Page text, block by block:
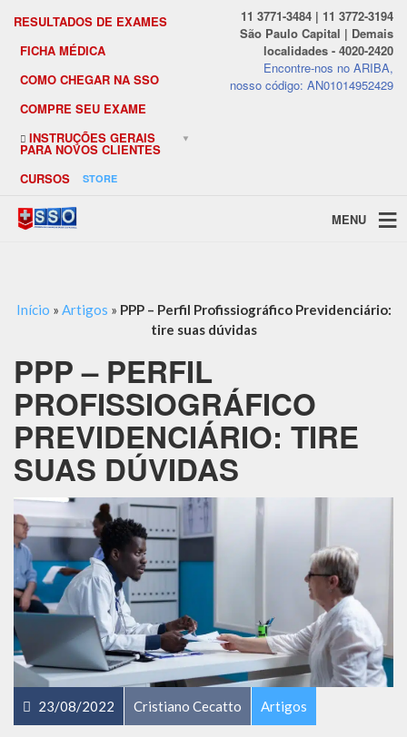
RESULTADOS DE EXAMES
FICHA MÉDICA
COMO CHEGAR NA SSO
COMPRE SEU EXAME
INSTRUÇÕES GERAIS
PARA NOVOS CLIENTES
CURSOS
STORE
11 3771-3484 | 11 3772-3194
São Paulo Capital | Demais
localidades - 4020-2420
Encontre-nos no ARIBA,
nosso código: AN01014952429
MENU
Início » Artigos » PPP – Perfil Profissiográfico Previdenciário:
tire suas dúvidas
PPP – PERFIL
PROFISSIOGRÁFICO
PREVIDENCIÁRIO: TIRE
SUAS DÚVIDAS
23/08/2022 Cristiano Cecatto Artigos